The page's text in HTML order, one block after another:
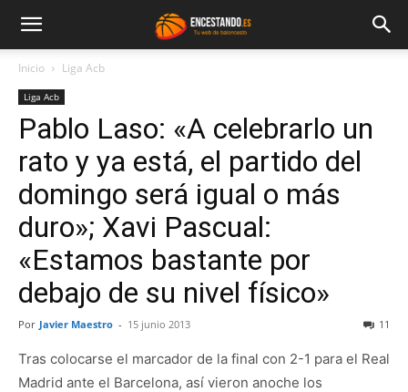
Inicio Liga Acb
Liga Acb
Pablo Laso: «A celebrarlo un
rato y ya está, el partido del
domingo será igual o más
duro»; Xavi Pascual:
«Estamos bastante por
debajo de su nivel físico»
Por Javier Maestro - 15 junio 2013 11
Tras colocarse el marcador de la final con 2-1 para el Real
Madrid ante el Barcelona, así vieron anoche los